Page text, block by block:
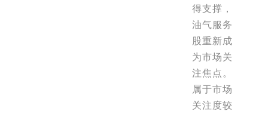
得支撑，
油气服务
股重新成
为市场关
注焦点。
属于市场
关注度较